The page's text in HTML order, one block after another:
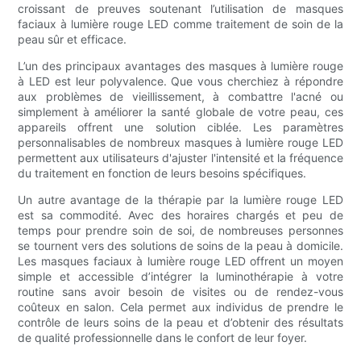
croissant de preuves soutenant l’utilisation de masques
faciaux à lumière rouge LED comme traitement de soin de la
peau sûr et efficace.
L’un des principaux avantages des masques à lumière rouge
à LED est leur polyvalence. Que vous cherchiez à répondre
aux problèmes de vieillissement, à combattre l'acné ou
simplement à améliorer la santé globale de votre peau, ces
appareils offrent une solution ciblée. Les paramètres
personnalisables de nombreux masques à lumière rouge LED
permettent aux utilisateurs d'ajuster l'intensité et la fréquence
du traitement en fonction de leurs besoins spécifiques.
Un autre avantage de la thérapie par la lumière rouge LED
est sa commodité. Avec des horaires chargés et peu de
temps pour prendre soin de soi, de nombreuses personnes
se tournent vers des solutions de soins de la peau à domicile.
Les masques faciaux à lumière rouge LED offrent un moyen
simple et accessible d’intégrer la luminothérapie à votre
routine sans avoir besoin de visites ou de rendez-vous
coûteux en salon. Cela permet aux individus de prendre le
contrôle de leurs soins de la peau et d’obtenir des résultats
de qualité professionnelle dans le confort de leur foyer.